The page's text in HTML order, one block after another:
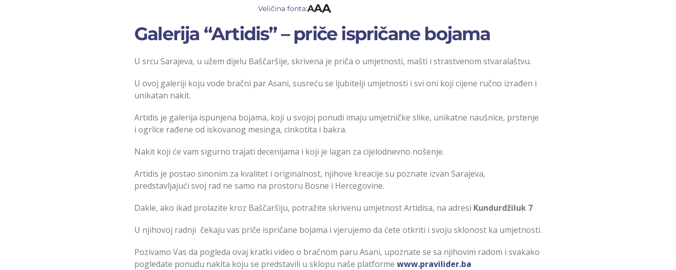
Veličina fonta:AAA
Galerija “Artidis” – priče ispričane bojama
U srcu Sarajeva, u užem dijelu Baščaršije, skrivena je priča o umjetnosti, mašti i strastvenom stvaralaštvu.
U ovoj galeriji koju vode bračni par Asani, susreću se ljubitelji umjetnosti i svi oni koji cijene ručno izrađen i
unikatan nakit.
Artidis je galerija ispunjena bojama, koji u svojoj ponudi imaju umjetničke slike, unikatne naušnice, prstenje
i ogrlice rađene od iskovanog mesinga, cinkotita i bakra.
Nakit koji će vam sigurno trajati decenijama i koji je lagan za cijelodnevno nošenje.
Artidis je postao sinonim za kvalitet i originalnost, njihove kreacije su poznate izvan Sarajeva,
predstavljajući svoj rad ne samo na prostoru Bosne i Hercegovine.
Dakle, ako ikad prolazite kroz Baščaršiju, potražite skrivenu umjetnost Artidisa, na adresi Kundurdžiluk 7
U njihovoj radnji čekaju vas priče ispričane bojama i vjerujemo da ćete otkriti i svoju sklonost ka umjetnosti.
Pozivamo Vas da pogleda ovaj kratki video o bračnom paru Asani, upoznate se sa njihovim radom i svakako
pogledate ponudu nakita koju se predstavili u sklopu naše platforme www.pravilider.ba